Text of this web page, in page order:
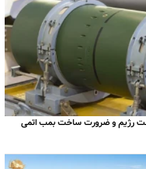
رژیم و ضرورت ساخت بمب اتمی